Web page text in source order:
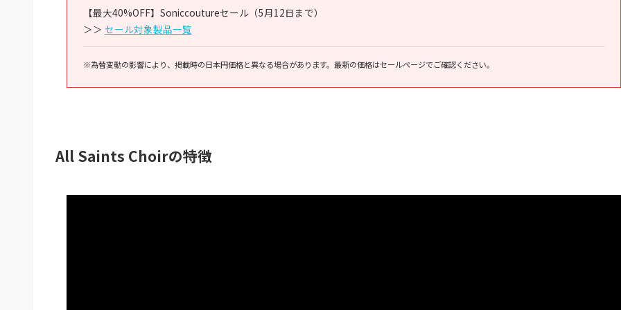
【最大40%OFF】Soniccoutureセール（5月12日まで）
＞＞ セール対象製品一覧
※為替変動の影響により、掲載時の日本円価格と異なる場合があります。最新の価格はセールページでご確認ください。
All Saints Choirの特徴